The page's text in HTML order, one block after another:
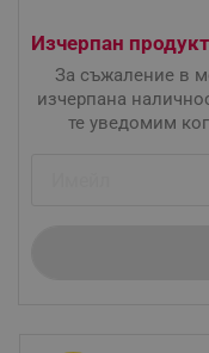
Изчерпан продукт
За съжаление в
изчерпана
те уведомим